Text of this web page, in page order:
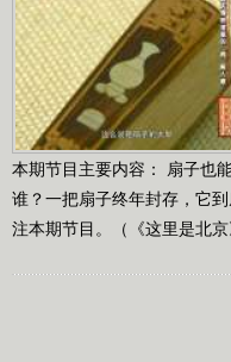
本期节目主要内容： 扇子也
谁？一把扇子终年封存，它
注本期节目。（《这里是北